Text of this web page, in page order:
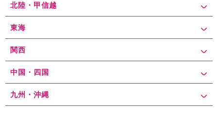
北陸・甲信越
東海
関西
中国・四国
九州・沖縄